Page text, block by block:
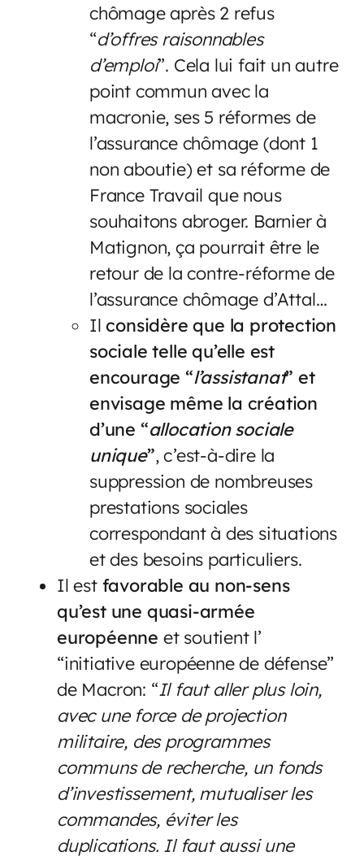
chômage après 2 refus
“d’offres raisonnables
d’emploi”. Cela lui fait un autre
point commun avec la
macronie, ses 5 réformes de
l’assurance chômage (dont 1
non aboutie) et sa réforme de
France Travail que nous
souhaitons abroger. Barnier à
Matignon, ça pourrait être le
retour de la contre-réforme de
l’assurance chômage d’Attal…
Ilconsidère que la protection
sociale telle qu’elle est
encourage “l’assistanat” et
envisage même la création
d’une “allocation sociale
unique”, c’est-à-dire la
suppression de nombreuses
prestations sociales
correspondant à des situations
et des besoins particuliers.
Il est favorable au non-sens
qu’est une quasi-armée
européenne et soutient l’
“initiative européenne de défense”
de Macron: “Il faut aller plus loin,
avec une force de projection
militaire, des programmes
communs de recherche, un fonds
d’investissement, mutualiser les
commandes, éviter les
duplications. Il faut aussi une